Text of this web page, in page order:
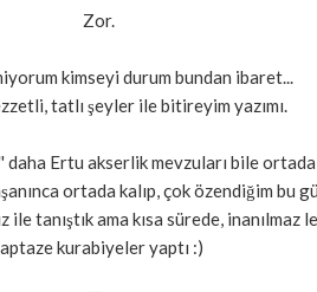
Zor.
kimseyi durum bundan ibaret...
tatlı şeyler ile bitireyim yazımı.
Ertu akserlik mevzuları bile ortada
ortada kalıp, çok özendiğim bu
ile tanıştık ama kısa sürede,
kurabiyeler yaptı :)